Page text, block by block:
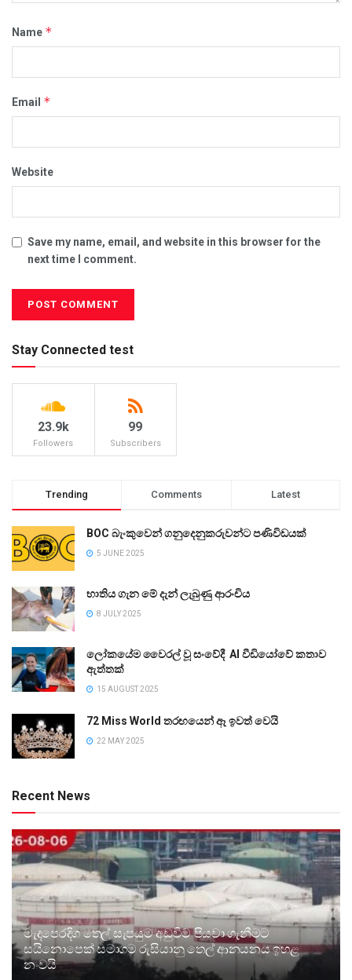
Name *
Email *
Website
Save my name, email, and website in this browser for the
next time I comment.
Stay Connected test
23.9k
Followers
99
Subscribers
Trending Comments Latest
BOC බැංකුවෙන් ගනුදෙනුකරුවන්ට පණිවිඩයක්
5 JUNE 2025
භාතිය ගැන මේ දැන් ලැබුණු ආරංචිය
8 JULY 2025
ලෝකයේම වෛරල් වූ සංවේදී AI වීඩියෝවේ කතාව
ඇත්තක්
15 AUGUST 2025
72 Miss World තරඟයෙන් ඈ ඉවත් වෙයි
22 MAY 2025
Recent News
මැදපෙරදිග තෙල් සැපයුම අඩුවීම පියවා ගැනීමට
සයිනොපෙක් සමාගම රුසියානු තෙල් ආනයනය ඉහළ
නංවයි